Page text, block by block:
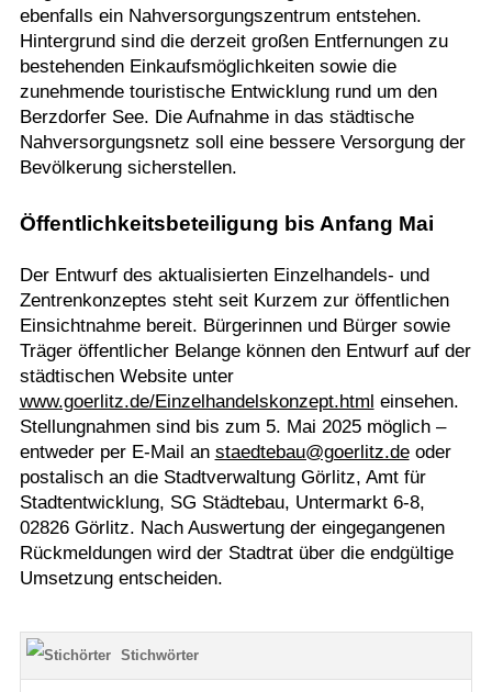
ebenfalls ein Nahversorgungszentrum entstehen.
Hintergrund sind die derzeit großen Entfernungen zu
bestehenden Einkaufsmöglichkeiten sowie die
zunehmende touristische Entwicklung rund um den
Berzdorfer See. Die Aufnahme in das städtische
Nahversorgungsnetz soll eine bessere Versorgung der
Bevölkerung sicherstellen.
Öffentlichkeitsbeteiligung bis Anfang Mai
Der Entwurf des aktualisierten Einzelhandels- und
Zentrenkonzeptes steht seit Kurzem zur öffentlichen
Einsichtnahme bereit. Bürgerinnen und Bürger sowie
Träger öffentlicher Belange können den Entwurf auf der
städtischen Website unter
www.goerlitz.de/Einzelhandelskonzept.html einsehen.
Stellungnahmen sind bis zum 5. Mai 2025 möglich –
entweder per E-Mail an staedtebau@goerlitz.deoder
postalisch an die Stadtverwaltung Görlitz, Amt für
Stadtentwicklung, SG Städtebau, Untermarkt 6-8,
02826 Görlitz. Nach Auswertung der eingegangenen
Rückmeldungen wird der Stadtrat über die endgültige
Umsetzung entscheiden.
Stichwörter